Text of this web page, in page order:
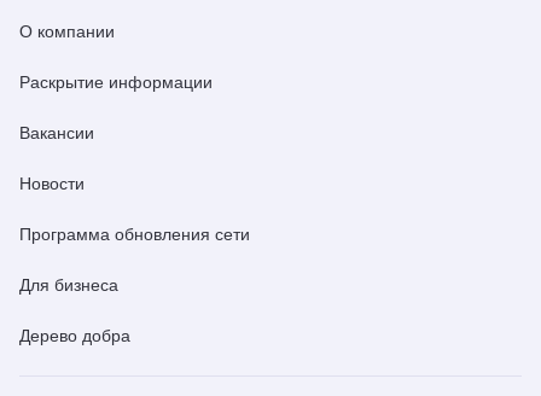
О компании
Раскрытие информации
Вакансии
Новости
Программа обновления сети
Для бизнеса
Дерево добра